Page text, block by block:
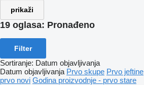
prikaži
19 oglasa: Pronađeno
Filter
Sortiranje: Datum objavljivanja
Datum objavljivanja Prvo skupe Prvo jeftine
prvo novi Godina proizvodnje - prvo stare